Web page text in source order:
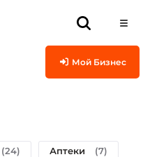
Мой Бизнес
(24) Аптеки (7)